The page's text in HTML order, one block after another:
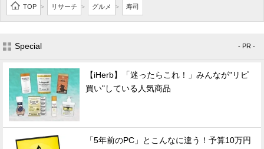
TOP > リサーチ > グルメ > 寿司
Special - PR -
【iHerb】「迷ったらこれ！」みんなが"リピ
買い"している人気商品
「5年前のPC」とこんなに違う！予算10万円